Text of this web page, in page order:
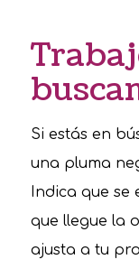
Si estás en
una pluma
Indica que se
que llegue la
ajusta a tu